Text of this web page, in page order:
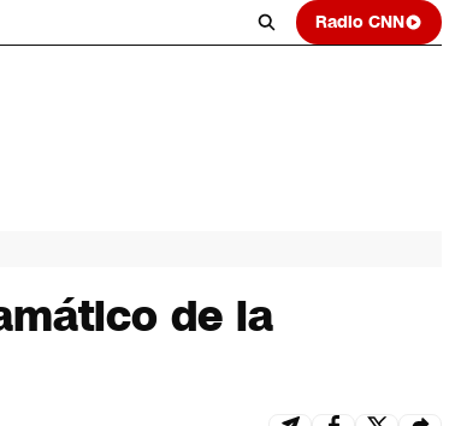
Radio CNN
de la